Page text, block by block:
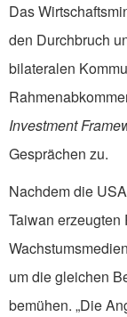
Das
den Durchbruch
bilateralen
Investment
Gesprächen zu.
Nachdem die
Taiwan
um die gleichen
bemühen. „Die